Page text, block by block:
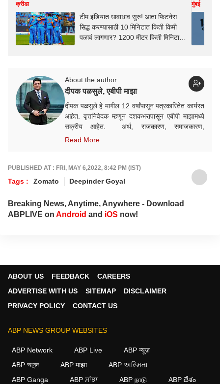
क्रीडा
टीम इंडियात धावाधाव सुरु! आता फिटनेस
सिद्ध करण्यासाठी 10 मिनिटात किती किमी
पळावं लागणार? 1200 मीटर किती मिनिटात
मुंबई
About the author
दीपक पळसुले, एबीपी माझा
दीपक पळसुले हे मागील 12 वर्षांपासून पत्रकारितेत कार्यरत
आहेत. वृत्तनिवेदक म्हणून दशकभरापासून एबीपी माझामध्ये
सक्रीय आहेत. अर्थ, राजकारण, समाजकारण,
शेती,सांस्कृतिक, टेक-ऑटो अशा विविध विषयांमध्ये त्यांचा
Read More
PUBLISHED AT : FRI, MAY 6,2022, 8:42 PM (IST)
Tags : Zomato Deepinder Goyal
Breaking News, Anytime, Anywhere - Download
ABPLIVE on Android and iOS now!
ABOUT US FEEDBACK
CAREERS
ADVERTISE WITH US
SITEMAP
DISCLAIMER
PRIVACY POLICY
CONTACT US
ABP NEWS GROUP WEBSITES
ABP Network ABP Live
ABP न्यूज़
ABP আনন্দ
ABP माझा
ABP અસ્મિતા
ABP Ganga
ABP ਸਾਂਝਾ ABP நாடு ABP దేశం